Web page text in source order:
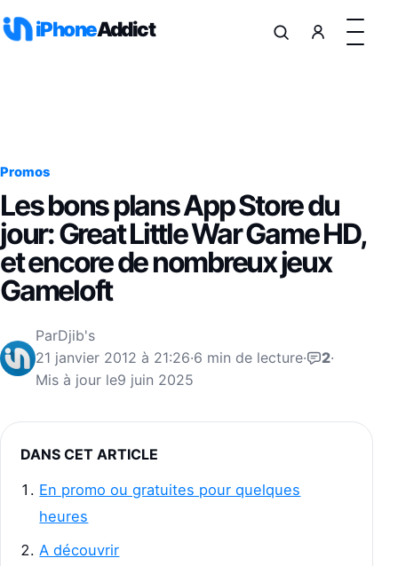
iPhoneAddict
Promos
Les bons plans App Store du
jour: Great Little War Game HD,
et encore de nombreux jeux
Gameloft
ParDjib's
21 janvier 2012 à 21:26·6 min de lecture· 2·
Mis à jour le9 juin 2025
DANS CET ARTICLE
En promo ou gratuites pour quelques
heures
A découvrir